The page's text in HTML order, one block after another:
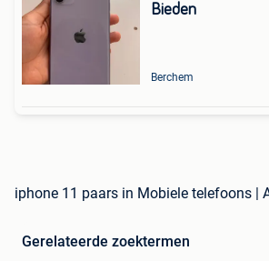
Bieden
Berchem
iphone 11 paars in Mobiele telefoons |
Gerelateerde zoektermen